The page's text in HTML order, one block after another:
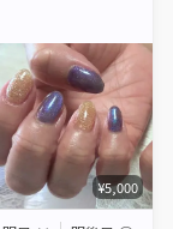
¥5,000